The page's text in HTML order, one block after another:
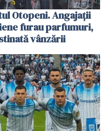
Otopeni. Angajații
furau parfumuri,
vânzării